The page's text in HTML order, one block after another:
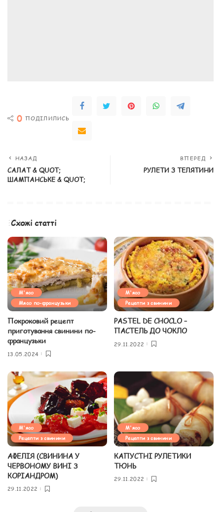
0 ПОДІЛИЛИСЬ
НАЗАД
САЛАТ & QUOT;
ШАМПАНСЬКЕ & QUOT;
ВПЕРЕД
РУЛЕТИ З ТЕЛЯТИНИ
Схожі статті
М'ясо
Мясо по-французьки
Покроковий рецепт
приготування свинини по-
французьки
13.05.2024
М'ясо
Рецепти з свинини
PASTEL DE CHOCLO –
ПАСТЕЛЬ ДО ЧОКЛО
29.11.2022
М'ясо
Рецепти з свинини
АФЕЛІЯ (СВИНИНА У
ЧЕРВОНОМУ ВИНІ З
КОРІАНДРОМ)
29.11.2022
М'ясо
Рецепти з свинини
КАПУСТНІ РУЛЕТИКИ
ТЮНЬ
29.11.2022